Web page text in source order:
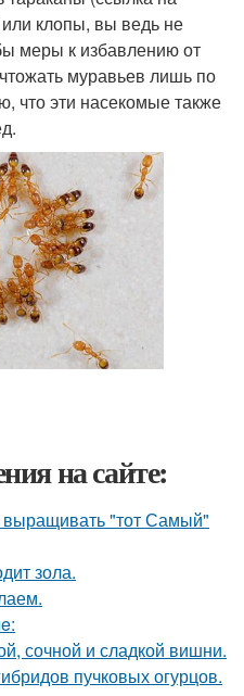
клопы, вы ведь не
меры к избавлению от
муравьев лишь по
что эти насекомые также
на сайте:
выращивать "тот Самый"
зола.
сочной и сладкой вишни.
пучковых огурцов.